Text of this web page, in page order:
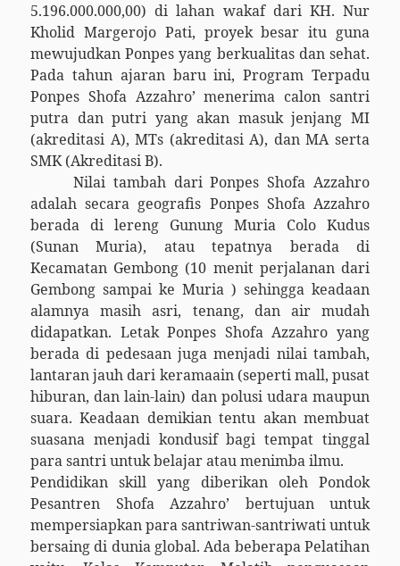
5.196.000.000,00) di lahan wakaf dari KH. Nur
Kholid Margerojo Pati, proyek besar itu guna
mewujudkan Ponpes yang berkualitas dan sehat.
Pada tahun ajaran baru ini, Program Terpadu
Ponpes Shofa Azzahro’ menerima calon santri
putra dan putri yang akan masuk jenjang MI
(akreditasi A), MTs (akreditasi A), dan MA serta
SMK (Akreditasi B).
Nilai tambah dari Ponpes Shofa Azzahro
adalah secara geografis Ponpes Shofa Azzahro
berada di lereng Gunung Muria Colo Kudus
(Sunan Muria), atau tepatnya berada di
Kecamatan Gembong (10 menit perjalanan dari
Gembong sampai ke Muria ) sehingga keadaan
alamnya masih asri, tenang, dan air mudah
didapatkan. Letak Ponpes Shofa Azzahro yang
berada di pedesaan juga menjadi nilai tambah,
lantaran jauh dari keramaain (seperti mall, pusat
hiburan, dan lain-lain) dan polusi udara maupun
suara. Keadaan demikian tentu akan membuat
suasana menjadi kondusif bagi tempat tinggal
para santri untuk belajar atau menimba ilmu.
Pendidikan skill yang diberikan oleh Pondok
Pesantren Shofa Azzahro’ bertujuan untuk
mempersiapkan para santriwan-santriwati untuk
bersaing di dunia global. Ada beberapa Pelatihan